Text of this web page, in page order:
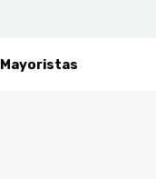
Mayoristas